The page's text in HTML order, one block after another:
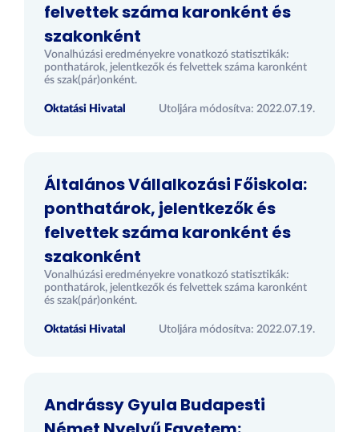
felvettek száma karonként és
szakonként
Vonalhúzási eredményekre vonatkozó statisztikák:
ponthatárok, jelentkezők és felvettek száma karonként
és szak(pár)onként.
Oktatási Hivatal Utoljára módosítva: 2022.07.19.
Általános Vállalkozási Főiskola:
ponthatárok, jelentkezők és
felvettek száma karonként és
szakonként
Vonalhúzási eredményekre vonatkozó statisztikák:
ponthatárok, jelentkezők és felvettek száma karonként
és szak(pár)onként.
Oktatási Hivatal Utoljára módosítva: 2022.07.19.
Andrássy Gyula Budapesti